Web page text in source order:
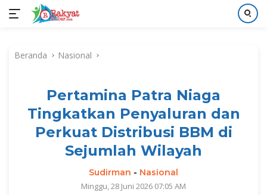
kontenBeranda Nasional
Pertamina Patra Niaga
Tingkatkan Penyaluran dan
Perkuat Distribusi BBM di
Sejumlah Wilayah
Sudirman - Nasional
Minggu, 28 Juni 2026 07:05 AM